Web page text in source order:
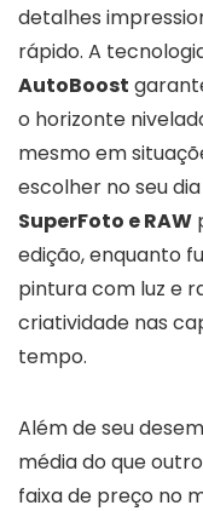
detalhes
rápido. A
AutoBoost
o horizonte
mesmo em
escolher no seu
SuperFoto e RAW
edição, enquanto
pintura com luz e
criatividade nas
tempo.
Além de seu
média do que
faixa de preço no